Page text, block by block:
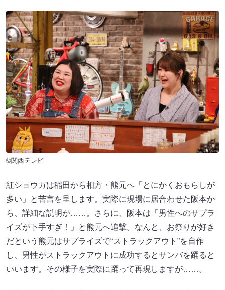
©関西テレビ
紅ショウガは稲田から相方・熊元へ「とにかくおもらしが
多い」と苦言を呈します。実際に現場に居合わせた阪本か
ら、詳細な説明が……。さらに、阪本は「男性へのサプラ
イズが下手すぎ！」と熊元へ追撃。なんと、お祭りが好き
だという熊元はサプライズで“ストラックアウト”を自作
し、男性がストラックアウトに成功するとサンバを踊ると
いいます。その様子を実際に踊って再現しますが……。